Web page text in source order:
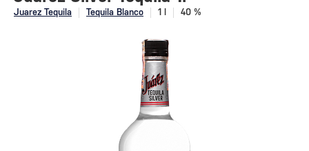
Juarez Tequila Tequila Blanco 1 l 40 %